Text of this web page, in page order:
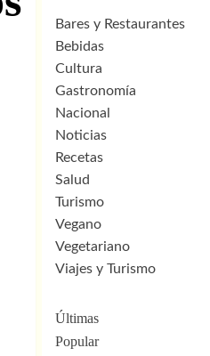
Bares y Restaurantes
Bebidas
Cultura
Gastronomía
Nacional
Noticias
Recetas
Salud
Turismo
Vegano
Vegetariano
Viajes y Turismo
Últimas
Popular